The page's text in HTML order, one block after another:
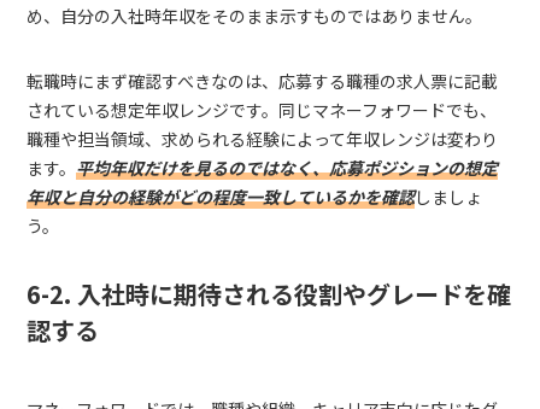
め、自分の入社時年収をそのまま示すものではありません。
転職時にまず確認すべきなのは、応募する職種の求人票に記載
されている想定年収レンジです。同じマネーフォワードでも、
職種や担当領域、求められる経験によって年収レンジは変わり
ます。平均年収だけを見るのではなく、応募ポジションの想定
年収と自分の経験がどの程度一致しているかを確認しましょ
う。
6-2. 入社時に期待される役割やグレードを確
認する